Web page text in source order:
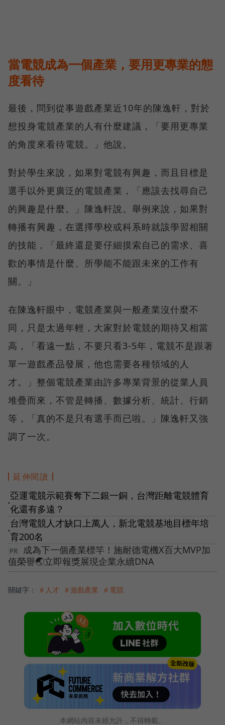
當電競成為一個產業，要用更專業的態
度看待
最後，問到從事遊戲產業近10年的陳逸軒，對於
想投身電競產業的人有什麼建議，「要用更專業
的角度來看待電競。」他說。
對於學生來說，如果對電競有興趣，而且目標是
選手以外更廣泛的電競產業，「應該去找尋自己
的興趣是什麼。」陳逸軒說。舉例來說，如果對
轉播有興趣，在選擇學校或科系時就該學習相關
的技能，「最終還是要仔細摸索自己的需求、喜
歡的事情是什麼、所學能不能跟未來的工作有
關。」
在陳逸軒眼中，電競產業與一般產業沒什麼不
同，只是太過年輕，大家對於電競的期待又相當
高，「看遠一點，不要只看3-5年，電競不是跟著
單一遊戲產品發展，他也需要各種領域的人
才。」整個電競產業由許多專業背景的從業人員
堆疊而來，不管是轉播、數據分析、統計、行銷
等，「真的不是只有選手而已啦。」陳逸軒又強
調了一次。
延伸閱讀
●
亞運電競示範賽奪下二銀一銅，台灣距離電競體育
化還有多遠？
●
台灣電競人才缺口上萬人，新北電競基地目標年培
育200名
成為下一個產業標竿！施耐德電機X百大MVP加
值榮譽🌏立即報獎展現企業永續DNA
關鍵字： ＃人才 ＃遊戲產業 ＃電競
本網站內容未經允許，不得轉載。